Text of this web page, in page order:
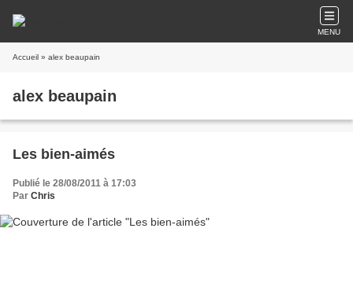
MENU
Accueil » alex beaupain
alex beaupain
Les bien-aimés
Publié le 28/08/2011 à 17:03
Par Chris